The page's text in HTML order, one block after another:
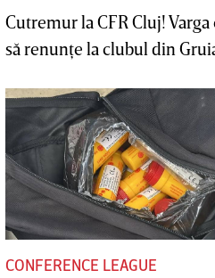
Cutremur la CFR Cluj! Varga
să renunţe la clubul din
CONFERENCE LEAGUE